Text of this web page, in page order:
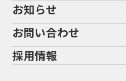
地域から探す
メーカー別買取相場・
ヤマハ
ホンダ
スズキ
バイク保険無料見積り（他社で
盗難保険
福島
茨城
栃木
会社概要
沿革
二輪公正取引協議会加盟店
お知らせ
お問い合わせ
採用情報